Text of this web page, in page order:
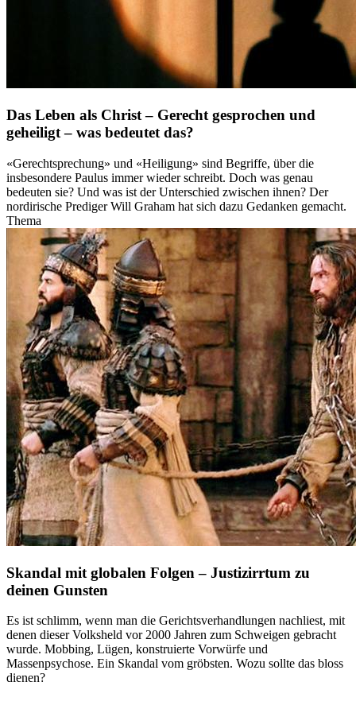
Das Leben als Christ – Gerecht gesprochen und
geheiligt – was bedeutet das?
«Gerechtsprechung» und «Heiligung» sind Begriffe, über die
insbesondere Paulus immer wieder schreibt. Doch was genau
bedeuten sie? Und was ist der Unterschied zwischen ihnen? Der
nordirische Prediger Will Graham hat sich dazu Gedanken gemacht.
Thema
Skandal mit globalen Folgen – Justizirrtum zu
deinen Gunsten
Es ist schlimm, wenn man die Gerichtsverhandlungen nachliest, mit
denen dieser Volksheld vor 2000 Jahren zum Schweigen gebracht
wurde. Mobbing, Lügen, konstruierte Vorwürfe und
Massenpsychose. Ein Skandal vom gröbsten. Wozu sollte das bloss
dienen?